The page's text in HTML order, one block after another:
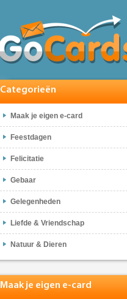
Categorieën
Maak je eigen e-card
Feestdagen
Felicitatie
Gebaar
Gelegenheden
Liefde & Vriendschap
Natuur & Dieren
Maak je eigen e-card